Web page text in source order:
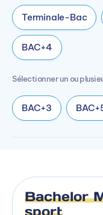
Terminale-Bac
BAC+4
Sélectionner un ou
BAC+3
Bachelor
sport